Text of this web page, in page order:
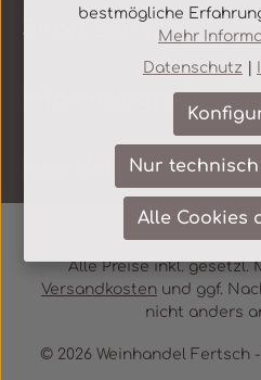
Shop Service
Informationen
Newsletter
© 2026 Weinhandel Fertsch
Alle Preise inkl. gesetzl.
Versandkosten und ggf.
nicht anders
bestmögliche
Mehr
Datenschutz
Nur
Alle Cookies